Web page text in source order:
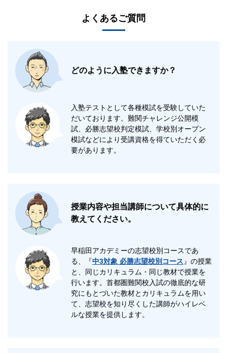
よくあるご質問
どのように入塾できますか？
入塾テストとして各種模試を受験していた
だいております。難関チャレンジ公開模
試、必勝志望校判定模試、学校別オープン
模試などにより受講資格を得ていただく必
要があります。
授業内容や担当講師について具体的に
教えてください。
早稲田アカデミーの志望校別コースであ
る、『中3対象 必勝志望校別コース 』の授業
と、同じカリキュラム・同じ教材で授業を
行います。首都圏難関校入試の徹底的な研
究にもとづいた教材とカリキュラムを用い
て、志望校を知り尽くした講師がハイレベ
ルな授業を提供します。